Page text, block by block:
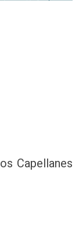
Capellanes